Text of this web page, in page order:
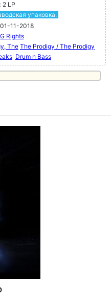
2 LP
упаковка.
01-11-2018
Rights
The The Prodigy / The Prodigy
Drum n Bass